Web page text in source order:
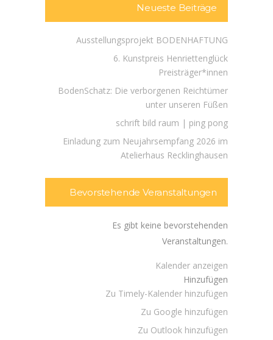
Neueste Beiträge
Ausstellungsprojekt BODENHAFTUNG
6. Kunstpreis Henriettenglück
Preisträger*innen
BodenSchatz: Die verborgenen Reichtümer
unter unseren Füßen
schrift bild raum | ping pong
Einladung zum Neujahrsempfang 2026 im
Atelierhaus Recklinghausen
Bevorstehende Veranstaltungen
Es gibt keine bevorstehenden
Veranstaltungen.
Kalender anzeigen
Hinzufügen
Zu Timely-Kalender hinzufügen
Zu Google hinzufügen
Zu Outlook hinzufügen